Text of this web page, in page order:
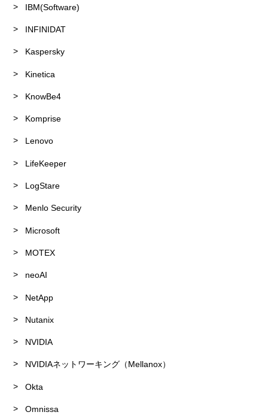
IBM(Software)
INFINIDAT
Kaspersky
Kinetica
KnowBe4
Komprise
Lenovo
LifeKeeper
LogStare
Menlo Security
Microsoft
MOTEX
neoAI
NetApp
Nutanix
NVIDIA
NVIDIAネットワーキング（Mellanox）
Okta
Omnissa